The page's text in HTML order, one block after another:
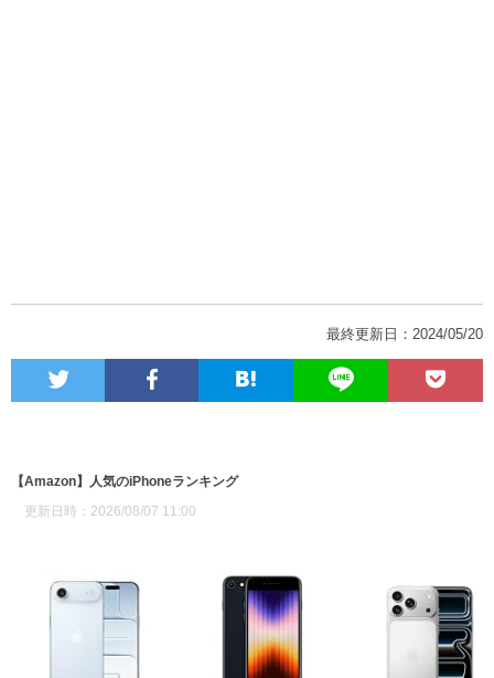
最終更新日：2024/05/20
【Amazon】人気のiPhoneランキング
更新日時：2026/08/07 11:00